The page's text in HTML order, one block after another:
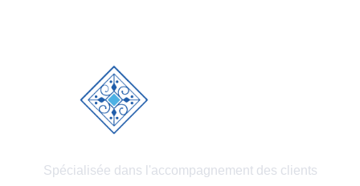
Spécialisée dans l'accompagnement des clients